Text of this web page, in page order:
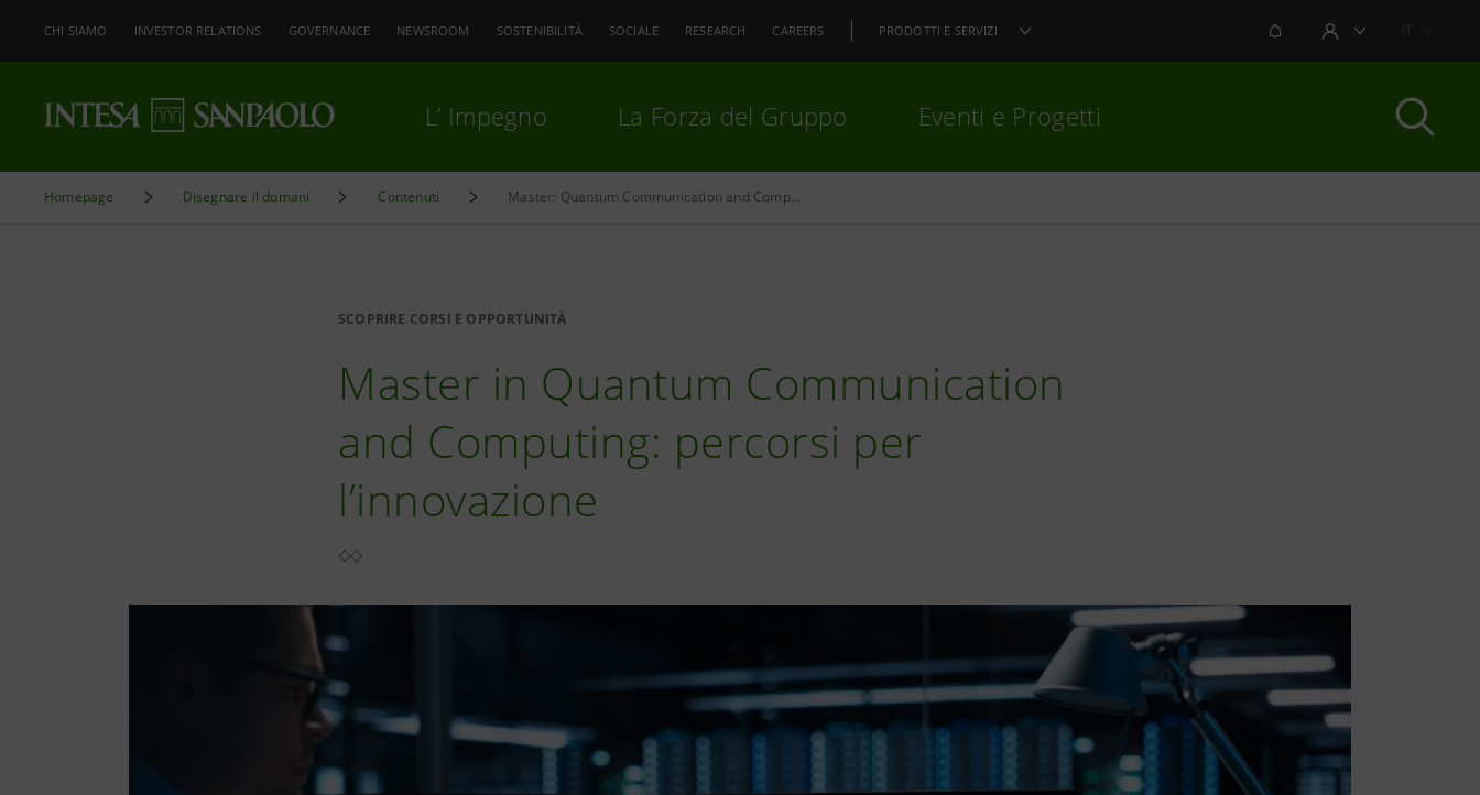
CHI SIAMO INVESTOR RELATIONS GOVERNANCE NEWSROOM SOSTENIBILITÀ SOCIALE RESEARCH CAREERS PRODOTTI E SERVIZI NOTIFICHEAREA UTENTE
L’ Impegno La Forza del Gruppo Eventi e Progetti
Homepage Disegnare il domani Contenuti Master: Quantum Communication and Computing
SCOPRIRE CORSI E OPPORTUNITÀ
Master in Quantum Communication
and Computing: percorsi per
l’innovazione